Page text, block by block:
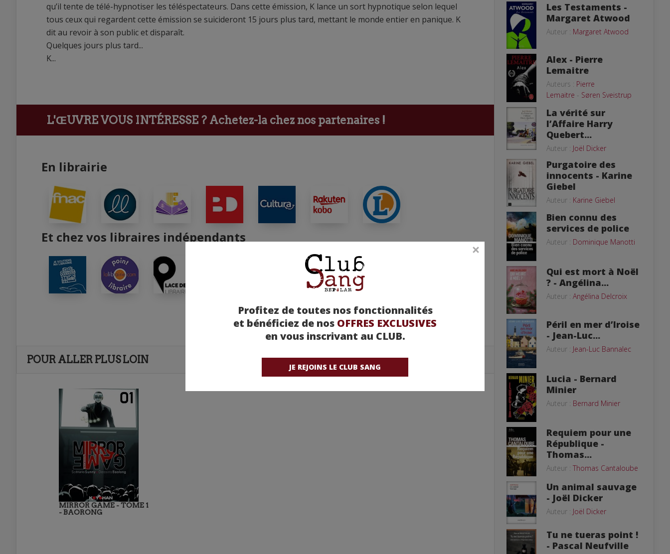
Profitez de toutes nos fonctionnalités
et bénéficiez de nos OFFRES EXCLUSIVES
en vous inscrivant au CLUB.
JE REJOINS LE CLUB SANG
qu’il tente de télé-hypnotiser les téléspectateurs. Dans cette émission, K lance un sort hypnotique selon lequel
tous ceux qui regardent cette émission se suicideront 15 jours plus tard, mettant le monde entier en panique. K
dit au revoir à son public et disparaît.
Quelques jours plus tard...
K...
L'ŒUVRE VOUS INTÉRESSE ? Achetez-la chez nos partenaires !
En librairie
Et chez vos libraires indépendants
POUR ALLER PLUS LOIN
MIRROR GAME - TOME 1
- BAORONG
Les Testaments -
Margaret Atwood
Auteur : Margaret Atwood
Alex - Pierre
Lemaitre
Auteurs : Pierre
Lemaitre - Søren Sveistrup
La vérité sur
l’Affaire Harry
Quebert...
Auteur : Joël Dicker
Purgatoire des
innocents - Karine
Giebel
Auteur : Karine Giebel
Bien connu des
services de police
Auteur : Dominique Manotti
Qui est mort à Noël
? - Angélina...
Auteur : Angélina Delcroix
Péril en mer d’Iroise
- Jean-Luc...
Auteur : Jean-Luc Bannalec
Lucia - Bernard
Minier
Auteur : Bernard Minier
Requiem pour une
République -
Thomas...
Auteur : Thomas Cantaloube
Un animal sauvage
- Joël Dicker
Auteur : Joël Dicker
Tu ne tueras point !
- Pascal Neufville